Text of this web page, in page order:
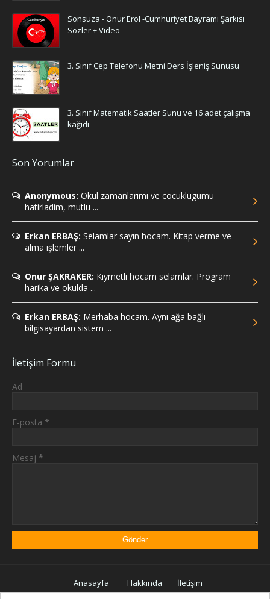
Sonsuza - Onur Erol -Cumhuriyet Bayramı Şarkısı
Sözler + Video
3. Sınıf Cep Telefonu Metni Ders İşleniş Sunusu
3. Sınıf Matematik Saatler Sunu ve 16 adet çalışma
kağıdı
Son Yorumlar
Anonymous: Okul zamanlarimi ve cocuklugumu
hatirladim, mutlu ...
Erkan ERBAŞ: Selamlar sayın hocam. Kitap verme ve
alma işlemler ...
Onur ŞAKRAKER: Kıymetli hocam selamlar. Program
harika ve okulda ...
Erkan ERBAŞ: Merhaba hocam. Aynı ağa bağlı
bilgisayardan sistem ...
İletişim Formu
Ad
E-posta *
Mesaj *
Anasayfa Hakkında
İletişim